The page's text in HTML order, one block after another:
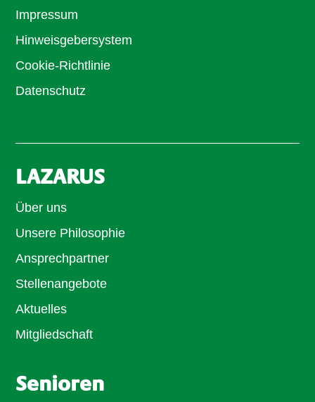
Impressum
Hinweisgebersystem
Cookie-Richtlinie
Datenschutz
LAZARUS
Über uns
Unsere Philosophie
Ansprechpartner
Stellenangebote
Aktuelles
Mitgliedschaft
Senioren